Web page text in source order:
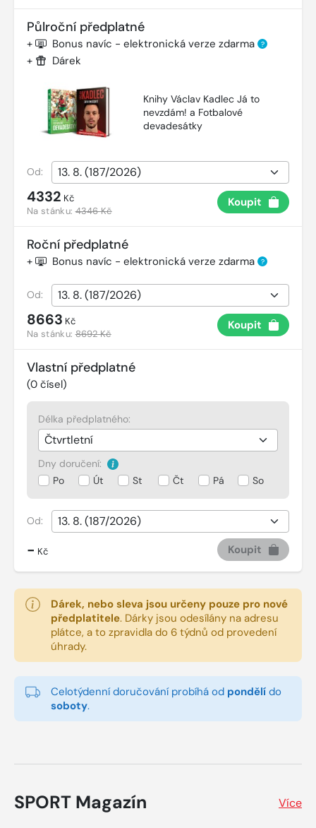
Půlroční předplatné
+ Bonus navíc - elektronická verze zdarma ?
+ Dárek
Knihy Václav Kadlec Já to
nevzdám! a Fotbalové
devadesátky
Od:
4332 Kč
Na stánku:4346 Kč
Koupit
Roční předplatné
+ Bonus navíc - elektronická verze zdarma ?
Od:
8663 Kč
Na stánku:8692 Kč
Koupit
Vlastní předplatné
(0 čísel)
Délka předplatného:
Dny doručení:
Po
Út St Čt Pá So
Od:
- Kč Koupit
Dárek, nebo sleva jsou určeny pouze pro nové
předplatitele. Dárky jsou odesílány na adresu
plátce, a to zpravidla do 6 týdnů od provedení
úhrady.
Celotýdenní doručování probíhá od pondělí do
soboty.
SPORT Magazín Více